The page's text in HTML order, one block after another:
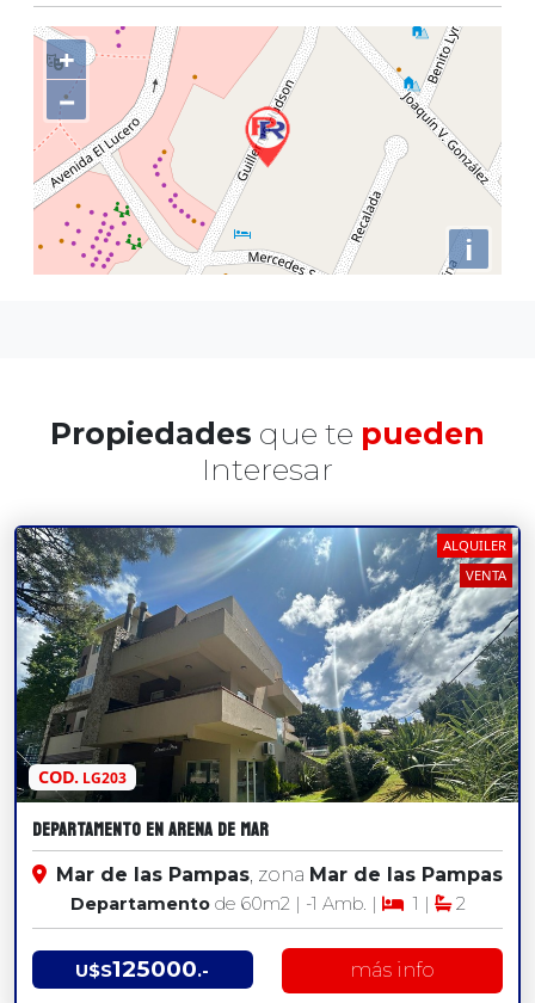
+
−
i
Propiedades que te pueden
Interesar
COD.LG203
ALQUILER
VENTA
DEPARTAMENTO EN ARENA DE MAR
Mar de las Pampas , zona Mar de las Pampas
Departamento | -1 Amb. | 1 |
U$S125000.-